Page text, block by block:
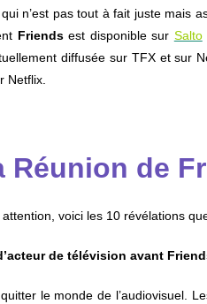
n’est pas tout à fait juste mais
Friendsest disponible sur Salto
diffusée sur TFX et sur
Netflix.
Réunion de
voici les 10 révélations
de télévision avant
le monde de l’audiovisuel.